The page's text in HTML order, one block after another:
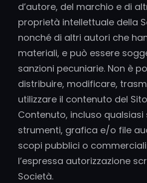
d’autore, del marchio e di
proprietà intellettuale della
nonché di altri autori che
materiali, e può essere
sanzioni pecuniarie. Non è
distribuire, modificare,
utilizzare il contenuto del
Contenuto, incluso
strumenti, grafica e/o file
scopi pubblici o
l’espressa autorizzazione
Società.